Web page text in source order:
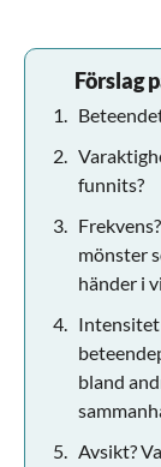
Förslag
funnits?
mönster
händer i
Intensitet
bland
Avsikt?